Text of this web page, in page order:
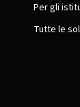
Per gli
Tutte le